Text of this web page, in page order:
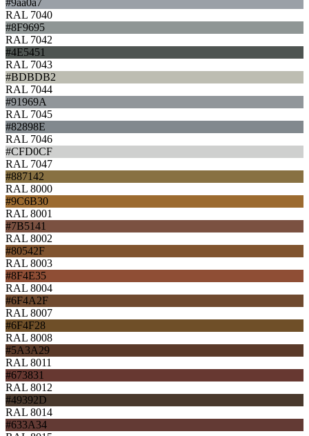
RAL 7040
#8F9695
RAL 7042
#4E5451
RAL 7043
#BDBDB2
RAL 7044
#91969A
RAL 7045
#82898E
RAL 7046
#CFD0CF
RAL 7047
#887142
RAL 8000
#9C6B30
RAL 8001
#7B5141
RAL 8002
#80542F
RAL 8003
#8F4E35
RAL 8004
#6F4A2F
RAL 8007
#6F4F28
RAL 8008
#5A3A29
RAL 8011
#673831
RAL 8012
#49392D
RAL 8014
#633A34